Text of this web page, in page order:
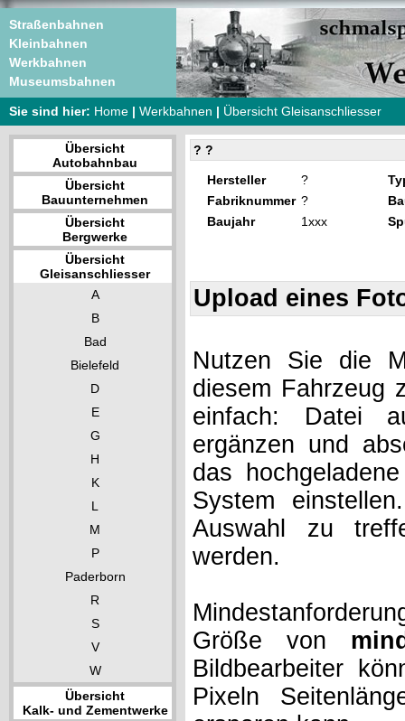
Straßenbahnen
Kleinbahnen
Werkbahnen
Museumsbahnen
Sie sind hier: Home | Werkbahnen | Übersicht Gleisanschliesser
Übersicht
Autobahnbau
Übersicht
Bauunternehmen
Übersicht
Bergwerke
Übersicht
Gleisanschliesser
A
B
Bad
Bielefeld
D
E
G
H
K
L
M
P
Paderborn
R
S
V
W
Übersicht
Kalk- und Zementwerke
? ?
Hersteller ?
Fabriknummer ?
Baujahr
1xxx
Upload eines
Nutzen Sie die
diesem Fahrzeug
einfach: Datei
ergänzen und
das
System
Auswahl zu
werden.
Größe von
Bildbearbeiter
Pixeln